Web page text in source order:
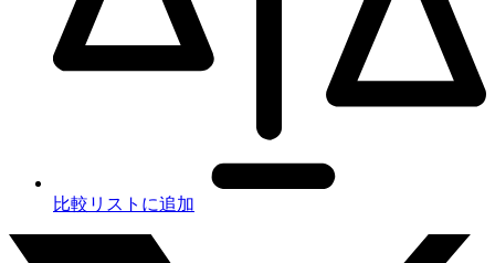
比較リストに追加